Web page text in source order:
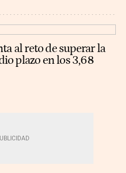
al reto de superar la
plazo en los 3,68